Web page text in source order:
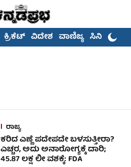
ಕ್ರಿಕೆಟ್ ವಿದೇಶ ವಾಣಿಜ್ಯ ಸಿನಿಮಾ
ರಾಜ್ಯ
ಕರಿದ ಎಣ್ಣೆ ಪದೇಪದೇ ಬಳಸುತ್ತೀರಾ?
ಎಚ್ಚರ, ಅದು ಅನಾರೋಗ್ಯಕ್ಕೆ ದಾರಿ;
45.87 ಲಕ್ಷ ಲೀ ವಶಕ್ಕೆ: FDA